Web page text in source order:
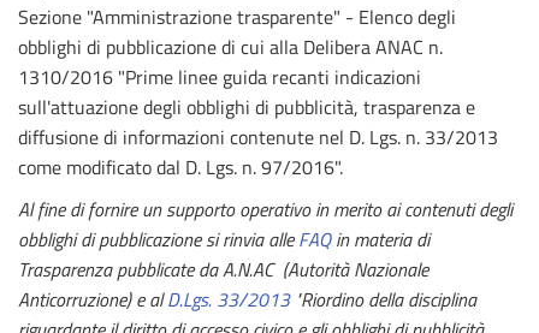
Sezione "Amministrazione trasparente" - Elenco degli
obblighi di pubblicazione di cui alla Delibera ANAC n.
1310/2016 "Prime linee guida recanti indicazioni
sull'attuazione degli obblighi di pubblicità, trasparenza e
diffusione di informazioni contenute nel D. Lgs. n. 33/2013
come modificato dal D. Lgs. n. 97/2016".
Al fine di fornire un supporto operativo in merito ai contenuti degli
obblighi di pubblicazione si rinvia alleFAQin materia di
Trasparenza pubblicate da A.N.AC (Autorità Nazionale
Anticorruzione) e alD.Lgs. 33/2013"Riordino della disciplina